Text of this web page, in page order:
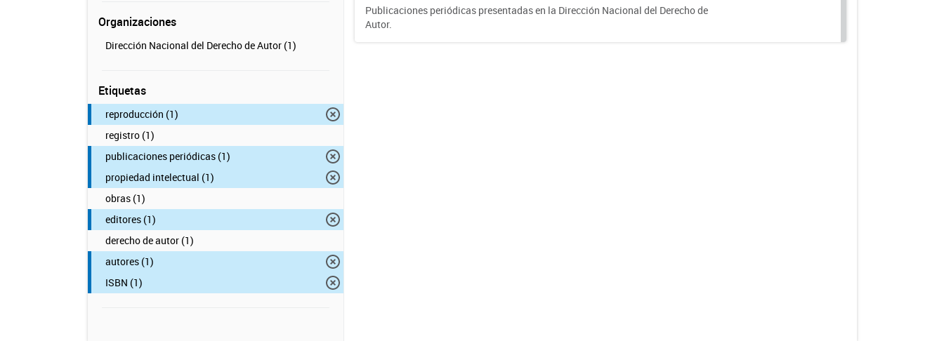
Organizaciones
Dirección Nacional del Derecho de Autor (1)
Etiquetas
reproducción (1)
registro (1)
publicaciones periódicas (1)
propiedad intelectual (1)
obras (1)
editores (1)
derecho de autor (1)
autores (1)
ISBN (1)
Publicaciones periódicas presentadas en la Dirección Nacional del Derecho de
Autor.